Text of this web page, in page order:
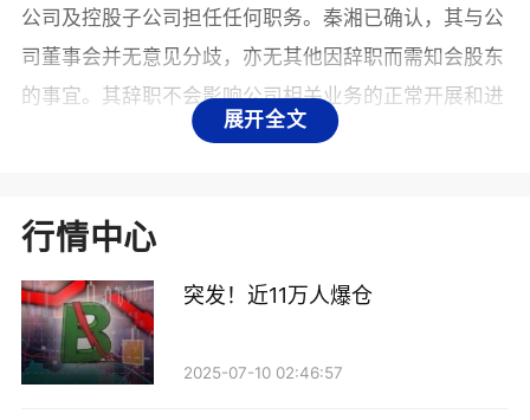
展开全文
公司及控股子公司担任任何职务。秦湘已确认，其与公
司董事会并无意见分歧，亦无其他因辞职而需知会股东
的事宜。其辞职不会影响公司相关业务的正常开展和进
行。华林证券董事会对秦湘在任期间为公司发展做出的
履历显示，秦湘现年53岁，拥有超过20年的券业从业经
工程师，随后入行担任招商证券信息技术中心系统开发
工程师。她是证券业托管外包业务的早期创始人之一，
曾担任招商证券托管部首任总经理，后期还执掌过招商
行情中心
突发！近11万人爆仓
2025-07-10 02:46:57